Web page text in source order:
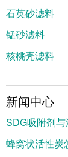
石英砂滤料
锰砂滤料
核桃壳滤料
新闻中心
SDG吸附剂与
蜂窝状活性炭